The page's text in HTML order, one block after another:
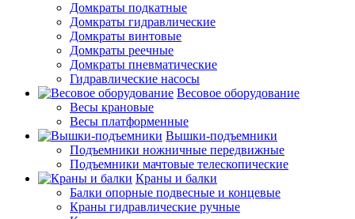
Домкраты подкатные
Домкраты гидравлические
Домкраты винтовые
Домкраты реечные
Домкраты пневматические
Гидравлические насосы
Весовое оборудование
Весы крановые
Весы платформенные
Вышки-подъемники
Подъемники ножничные передвижные
Подъемники мачтовые телескопические
Краны и балки
Балки опорные подвесные и концевые
Краны гидравлические ручные